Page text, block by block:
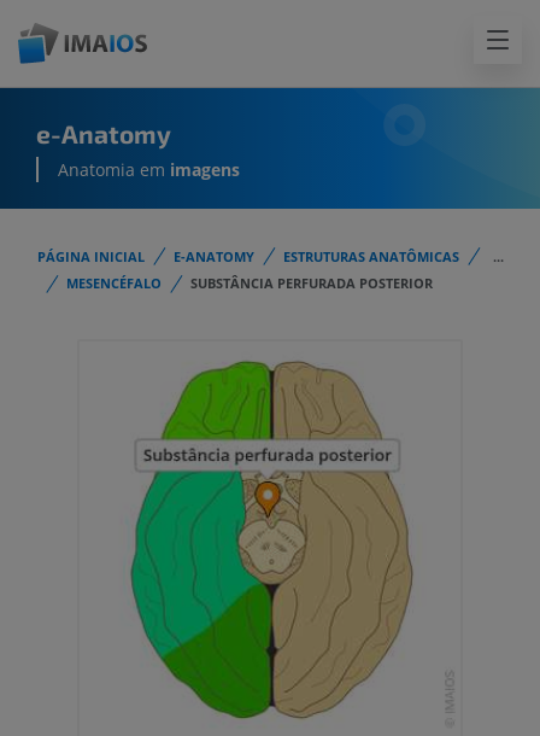
e-Anatomy
Anatomia em imagens
PÁGINA INICIAL E-ANATOMY ESTRUTURAS ANATÔMICAS
...
MESENCÉFALO
SUBSTÂNCIA PERFURADA POSTERIOR